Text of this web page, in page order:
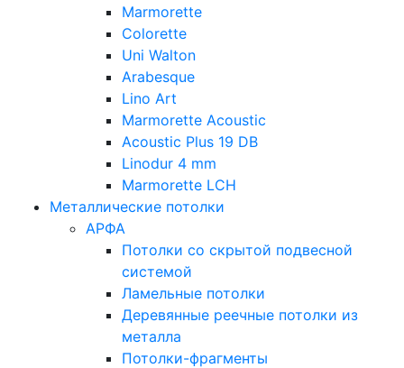
Marmorette
Colorette
Uni Walton
Arabesque
Lino Art
Marmorette Acoustic
Acoustic Plus 19 DB
Linodur 4 mm
Marmorette LCH
Металлические потолки
АРФА
Потолки со скрытой подвесной
системой
Ламельные потолки
Деревянные реечные потолки из
металла
Потолки-фрагменты